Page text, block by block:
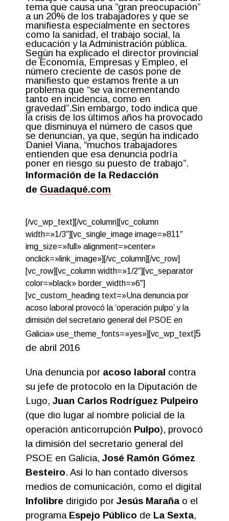
tema que causa una ”gran preocupación”
a un 20% de los trabajadores y que se
manifiesta especialmente en sectores
como la sanidad, el trabajo social, la
educación y la Administración pública.
Según ha explicado el director provincial
de Economía, Empresas y Empleo, el
número creciente de casos pone de
manifiesto que estamos frente a un
problema que “se va incrementando
tanto en incidencia, como en
gravedad”.Sin embargo, todo indica que
la crisis de los últimos años ha provocado
que disminuya el número de casos que
se denuncian, ya que, según ha indicado
Daniel Viana, “muchos trabajadores
entienden que esa denuncia podría
poner en riesgo su puesto de trabajo”.
Información de la Redacción
de Guadaqué.com
[/vc_wp_text][/vc_column][vc_column
width=»1/3″][vc_single_image image=»811″
img_size=»full» alignment=»center»
onclick=»link_image»][/vc_column][/vc_row]
[vc_row][vc_column width=»1/2″][vc_separator
color=»black» border_width=»6″]
[vc_custom_heading text=»Una denuncia por
acoso laboral provocó la ‘operación pulpo’ y la
dimisión del secretario general del PSOE en
Galicia» use_theme_fonts=»yes»][vc_wp_text]5
de abril 2016
Una denuncia por acoso laboral contra
su jefe de protocolo en la Diputación de
Lugo, Juan Carlos Rodríguez Pulpeiro
(que dio lugar al nombre policial de la
operación anticorrupción Pulpo), provocó
la dimisión del secretario general del
PSOE en Galicia, José Ramón Gómez
Besteiro. Asi lo han contado diversos
medios de comunicación, como el digital
Infolibre dirigido por Jesús Maraña o el
programa Espejo Público de La Sexta,